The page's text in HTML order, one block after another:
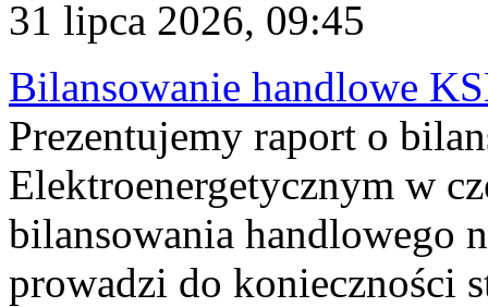
31 lipca 2026, 09:45
Bilansowanie handlowe
Prezentujemy raport o
Elektroenergetycznym w
bilansowania handlowego
prowadzi do konieczności